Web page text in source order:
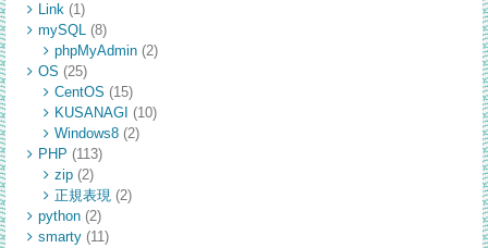
Link(1)
mySQL(8)
phpMyAdmin(2)
OS (25)
CentOS (15)
KUSANAGI (10)
Windows8(2)
PHP (113)
zip(2)
正規表現(2)
python(2)
smarty(11)